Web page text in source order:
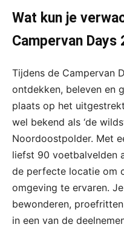
Wat kun je
Campervan Days
Tijdens de Campervan
ontdekken, beleven en
plaats op het
wel bekend als ‘de
Noordoostpolder. Met
liefst 90 voetbalvelden
de perfecte locatie om
omgeving te ervaren.
bewonderen,
in een van de